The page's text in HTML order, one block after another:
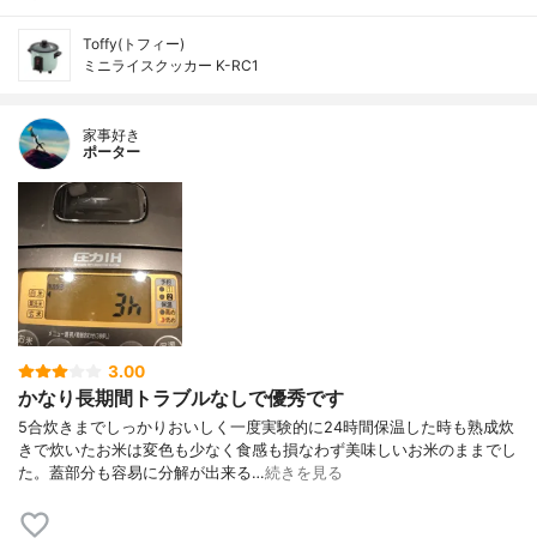
Toffy(トフィー)
ミニライスクッカー K-RC1
家事好き
ポーター
3.00
かなり長期間トラブルなしで優秀です
5合炊きまでしっかりおいしく一度実験的に24時間保温した時も熟成炊
きで炊いたお米は変色も少なく食感も損なわず美味しいお米のままでし
た。蓋部分も容易に分解が出来る…続きを見る